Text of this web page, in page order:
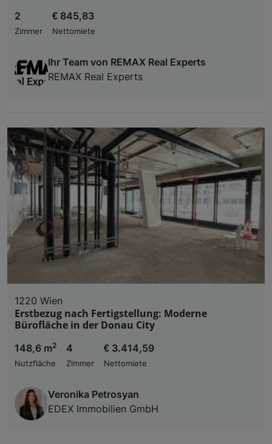
2
Zimmer
€ 845,83
Nettomiete
Ihr Team von REMAX Real Experts
REMAX Real Experts
1220 Wien
Erstbezug nach Fertigstellung: Moderne
Bürofläche in der Donau City
148,6 m2
Nutzfläche
4
Zimmer
€ 3.414,59
Nettomiete
Veronika Petrosyan
EDEX Immobilien GmbH